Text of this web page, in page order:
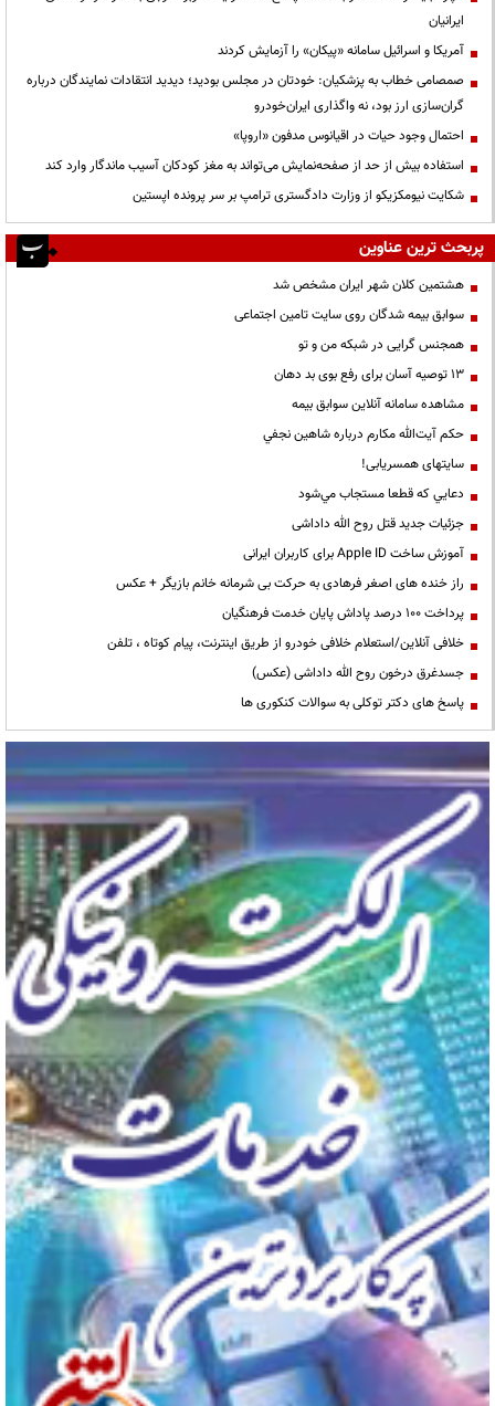
ایرانیان
آمریکا و اسرائیل سامانه «پیکان» را آزمایش کردند
صمصامی خطاب به پزشکیان: خودتان در مجلس بودید؛ دیدید انتقادات نمایندگان درباره
گران‌سازی ارز بود، نه واگذاری ایران‌خودرو
احتمال وجود حیات در اقیانوس مدفون «اروپا»
استفاده بیش از حد از صفحه‌نمایش می‌تواند به مغز کودکان آسیب ماندگار وارد کند
شکایت نیومکزیکو از وزارت دادگستری ترامپ بر سر پرونده اپستین
پربحث ترین عناوین
هشتمین کلان شهر ایران مشخص شد
سوابق بیمه شدگان روی سایت تامین اجتماعی
همجنس گرایی در شبکه من و تو
13 توصیه آسان برای رفع بوی بد دهان
مشاهده سامانه آنلاين سوابق بیمه
حكم آيت‌الله مكارم درباره شاهين نجفي
سایتهای همسریابی!
دعايي كه قطعا مستجاب مي‌شود
جزئیات جدید قتل روح الله داداشی
آموزش ساخت Apple ID برای کاربران ایرانی
راز خنده های اصغر فرهادی به حرکت بی شرمانه خانم بازیگر + عکس
پرداخت ۱۰۰ درصد پاداش پایان خدمت فرهنگیان
خلافی آنلاین/استعلام خلافی خودرو از طریق اینترنت، پیام کوتاه ، تلفن
جسدغرق درخون روح الله داداشی (عکس)
پاسخ های دکتر توکلی به سوالات کنکوری ها